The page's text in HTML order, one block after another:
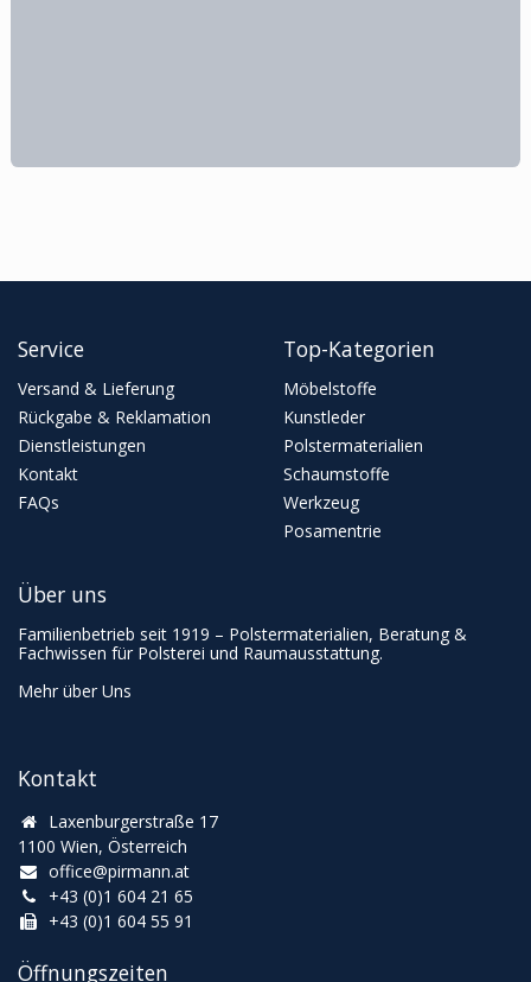
Service
Versand & Lieferung
Rückgabe & Reklamation
Dienstleistungen
Kontakt
FAQs
Top-Kategorien
Möbelstoffe
Kunstleder
Polstermaterialien
Schaumstoffe
Werkzeug
Posamentrie
Kontakt
Laxenburgerstraße 17
1100 Wien, Österreich
office@pirmann.at
+43 (0)1 604 21 65
+43 (0)1 604 55 91
Öffnungszeiten
Über uns
Familienbetrieb seit 1919 – Polstermaterialien, Beratung &
Fachwissen für Polsterei und Raumausstattung.
Mehr über Uns